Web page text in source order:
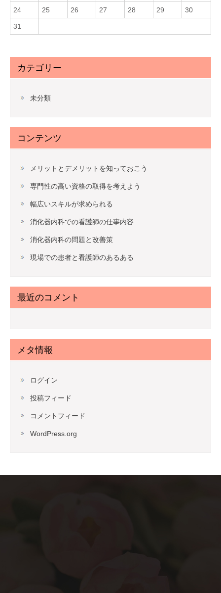
24 25 26 27 28 29 30
31
カテゴリー
未分類
コンテンツ
メリットとデメリットを知っておこう
専門性の高い資格の取得を考えよう
幅広いスキルが求められる
消化器内科での看護師の仕事内容
消化器内科の問題と改善策
現場での患者と看護師のあるある
最近のコメント
メタ情報
ログイン
投稿フィード
コメントフィード
WordPress.org